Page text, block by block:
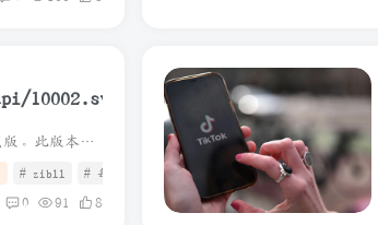
2025-11-03 更新:适配最新26.2.0-57329技术预览版。此版本安装直接覆盖即可，无需考虑太多 相对于官方dmg，优化了以下内容: 1. 安装时不再强制检查是否有更新的版本。 2. 不再显...
# zibll # 每日更新
0 91 8